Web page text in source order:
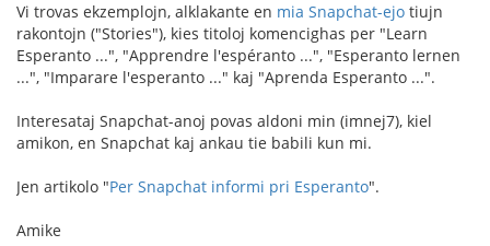
Vi trovas ekzemplojn, alklakante en mia Snapchat-ejo tiujn
rakontojn ("Stories"), kies titoloj komencighas per "Learn
Esperanto ...", "Apprendre l'espéranto ...", "Esperanto lernen
...", "Imparare l'esperanto ..." kaj "Aprenda Esperanto ...".
Interesataj Snapchat-anoj povas aldoni min (imnej7), kiel
amikon, en Snapchat kaj ankau tie babili kun mi.
Jen artikolo "Per Snapchat informi pri Esperanto".
Amike